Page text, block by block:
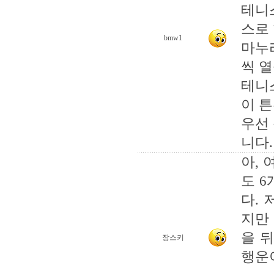
bmw1
테니
스로
마누
씩
테니
이
우선
니다
장스키
아,
도 6
다.
지만
을
행운